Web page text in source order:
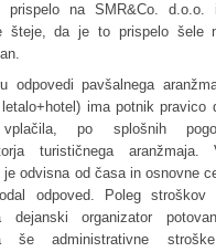
prispelo na SMR&Co. d.o.o.
šteje, da je to prispelo šele
odpovedi pavšalnega
letalo+hotel) ima potnik pravico
po splošnih
turističnega aranžmaja.
je odvisna od časa in osnovne
odpoved. Poleg
dejanski organizator
še administrativne